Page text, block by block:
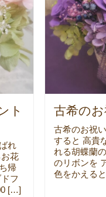
ト
れ
花
帰
フ
[…]
古希のお
古希のお祝
すると 高貴
れる胡蝶蘭
のリボンを
色をかえる